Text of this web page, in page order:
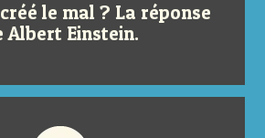
le mal ? La réponse
Albert Einstein.